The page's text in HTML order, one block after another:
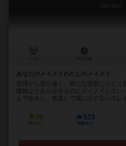
Mei Mei
あなたのメイメイわたしのメイメイ
地球から遥か遠く、新たな惑星にたどり
建物などあらゆるものにメイメイして
んで命名し、裏返しで場に出す②ハズレ
89
興味あり
519
経験あり